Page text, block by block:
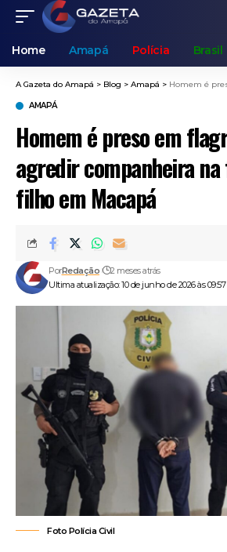
Home Amapá Polícia Brasil
A Gazeta do Amapá > Blog > Amapá > Homem é preso em
AMAPÁ
Homem é preso em
agredir companheira
filho em Macapá
Ultima atualização: 10 de junho de 2026 às 09:57
PorRedação 2 meses atrás
Foto Polícia Civil